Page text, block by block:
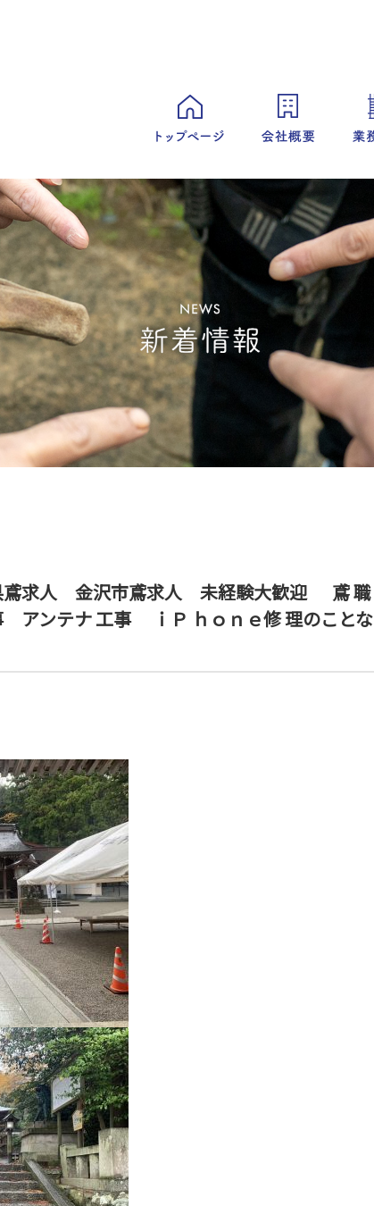
鳶求人 金沢市鳶求人 未経験大歓迎 鳶 職
ンテナ 工事 ｉＰ ｈｏｎｅ修 理のことな